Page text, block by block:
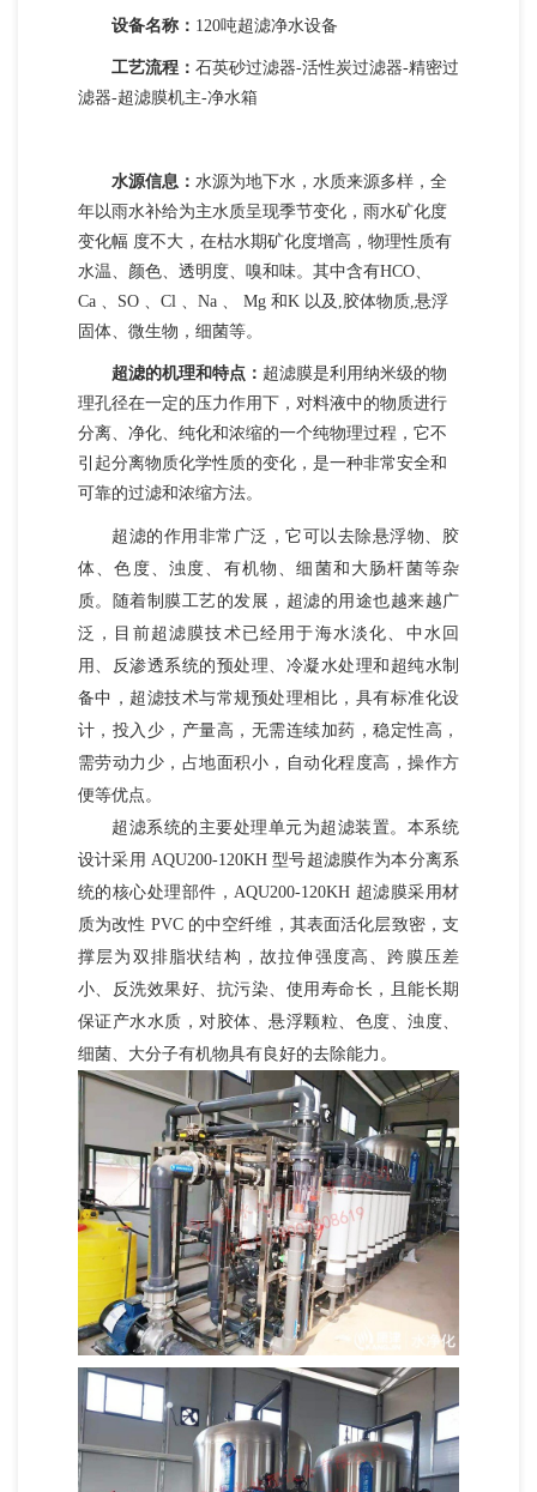
设备名称： 120吨超滤净水设备
工艺流程： 石英砂过滤器-活性炭过滤器-精密过
滤器-超滤膜机主-净水箱
水源信息： 水源为地下水，水质来源多样，全
年以雨水补给为主水质呈现季节变化，雨水矿化度
变化幅 度不大，在枯水期矿化度增高，物理性质有
水温、颜色、透明度、嗅和味。其中含有HCO、
Ca
、SO 、Cl 、Na 、 Mg 和K 以及,胶体物质,悬浮
固体、微生物，细菌等。
超滤的机理和特点 ： 超滤膜是利用纳米级的物
理孔径在一定的压力作用下，对料液中的物质进行
分离、净化、纯化和浓缩的一个纯物理过程，它不
引起分离物质化学性质的变化，是一种非常安全和
可靠的过滤和浓缩方法。
超滤的作用非常广泛，它可以去除悬浮物、胶
体、色度、浊度、有机物、细菌和大肠杆菌等杂
质。随着制膜工艺的发展，超滤的用途也越来越广
泛，目前超滤膜技术已经用于海水淡化、中水回
用、反渗透系统的预处理、冷凝水处理和超纯水制
备中，超滤技术与常规预处理相比，具有标准化设
计，投入少，产量高，无需连续加药，稳定性高，
需劳动力少，占地面积小，自动化程度高，操作方
便等优点。
超滤系统的主要处理单元为超滤装置。本系统
设计采用 AQU200-120KH 型号超滤膜作为本分离系
统的核心处理部件，AQU200-120KH 超滤膜采用材
质为改性 PVC 的中空纤维，其表面活化层致密，支
撑层为双排脂状结构，故拉伸强度高、跨膜压差
小、反洗效果好、抗污染、使用寿命长，且能长期
保证产水水质，对胶体、悬浮颗粒、色度、浊度、
细菌、大分子有机物具有良好的去除能力。